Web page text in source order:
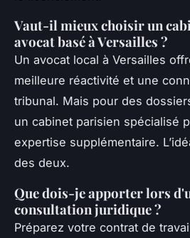
Vaut-il mieux choisir un
avocat basé à Versailles ?
Un avocat local à Versailles
meilleure réactivité et une
tribunal. Mais pour des
un cabinet parisien spécialisé
expertise supplémentaire.
des deux.
Que dois-je apporter lors
consultation juridique ?
Préparez votre contrat de